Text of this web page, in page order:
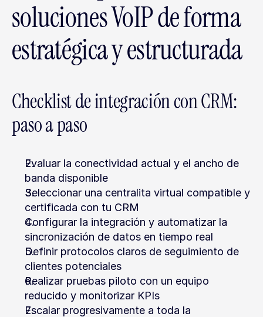
soluciones VoIP de forma
estratégica y estructurada
Checklist de integración con CRM:
paso a paso
Evaluar la conectividad actual y el ancho de
banda disponible
Seleccionar una centralita virtual compatible y
certificada con tu CRM
Configurar la integración y automatizar la
sincronización de datos en tiempo real
Definir protocolos claros de seguimiento de
clientes potenciales
Realizar pruebas piloto con un equipo
reducido y monitorizar KPIs
Escalar progresivamente a toda la